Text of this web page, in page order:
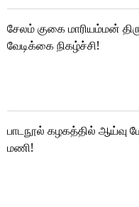
சேலம் குகை மாரியம்மன்
வேடிக்கை நிகழ்ச்சி!
பாடநூல் கழகத்தில்
மணி!